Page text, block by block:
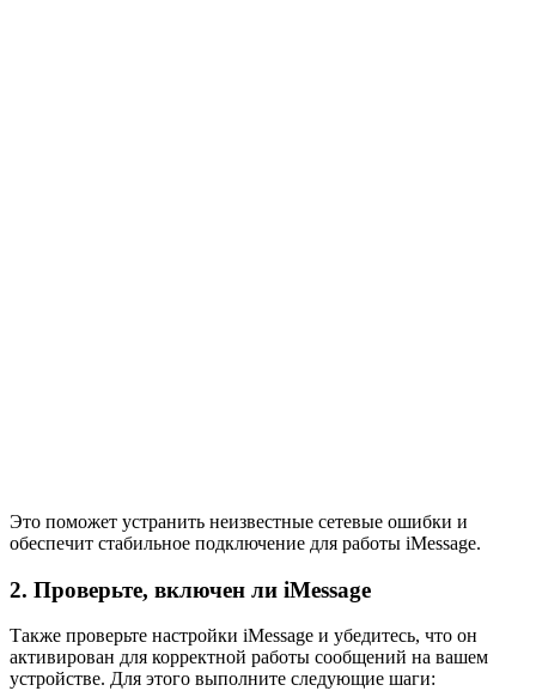
Это поможет устранить неизвестные сетевые ошибки и
обеспечит стабильное подключение для работы iMessage.
2. Проверьте, включен ли iMessage
Также проверьте настройки iMessage и убедитесь, что он
активирован для корректной работы сообщений на вашем
устройстве. Для этого выполните следующие шаги: